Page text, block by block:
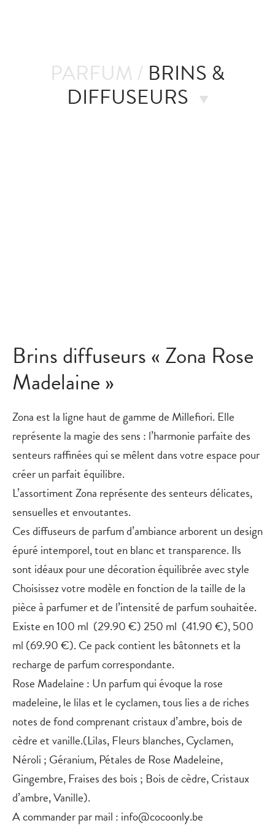
PARFUM / BRINS &
DIFFUSEURS
Brins diffuseurs « Zona Rose
Madelaine »
Zona est la ligne haut de gamme de Millefiori. Elle
représente la magie des sens : l’harmonie parfaite des
senteurs raffinées qui se mêlent dans votre espace pour
créer un parfait équilibre.
L’assortiment Zona représente des senteurs délicates,
sensuelles et envoutantes.
Ces diffuseurs de parfum d’ambiance arborent un design
épuré intemporel, tout en blanc et transparence. Ils
sont idéaux pour une décoration équilibrée avec style
Choisissez votre modèle en fonction de la taille de la
pièce à parfumer et de l’intensité de parfum souhaitée.
Existe en 100 ml (29.90 €) 250 ml (41.90 €), 500
ml (69.90 €). Ce pack contient les bâtonnets et la
recharge de parfum correspondante.
Rose Madelaine : Un parfum qui évoque la rose
madeleine, le lilas et le cyclamen, tous lies a de riches
notes de fond comprenant cristaux d’ambre, bois de
cèdre et vanille.(Lilas, Fleurs blanches, Cyclamen,
Néroli ; Géranium, Pétales de Rose Madeleine,
Gingembre, Fraises des bois ; Bois de cèdre, Cristaux
d’ambre, Vanille).
A commander par mail : info@cocoonly.be